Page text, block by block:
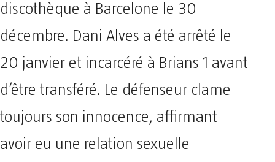
discothèque à Barcelone le 30
décembre. Dani Alves a été arrêté le
20 janvier et incarcéré à Brians 1 avant
d’être transféré. Le défenseur clame
toujours son innocence, affirmant
avoir eu une relation sexuelle